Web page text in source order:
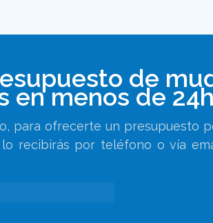
de
en menos de 24h
para ofrecerte un presupuesto
recibirás por teléfono o vía